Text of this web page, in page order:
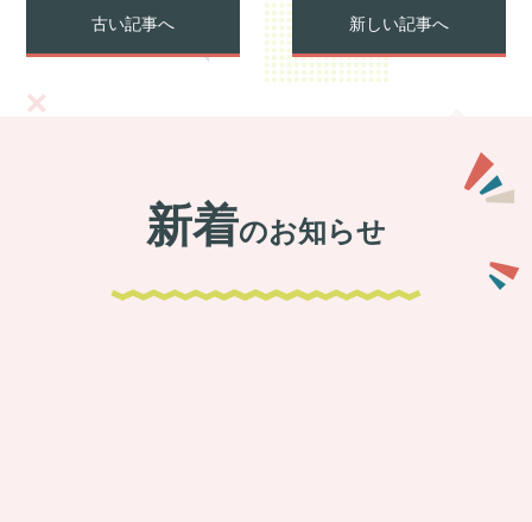
古い記事へ 新しい記事へ
新着のお知らせ